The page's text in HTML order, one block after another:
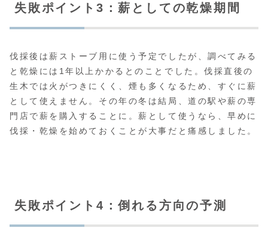
失敗ポイント3：薪としての乾燥期間
伐採後は薪ストーブ用に使う予定でしたが、調べてみる
と乾燥には1年以上かかるとのことでした。伐採直後の
生木では火がつきにくく、煙も多くなるため、すぐに薪
として使えません。その年の冬は結局、道の駅や薪の専
門店で薪を購入することに。薪として使うなら、早めに
伐採・乾燥を始めておくことが大事だと痛感しました。
失敗ポイント4：倒れる方向の予測